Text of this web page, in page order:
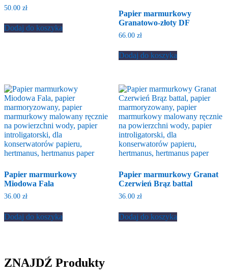
50.00 zł
Dodaj do koszyka
Papier marmurkowy
Granatowo-złoty DF
66.00 zł
Dodaj do koszyka
Papier marmurkowy
Miodowa Fala
36.00 zł
Dodaj do koszyka
Papier marmurkowy Granat
Czerwień Brąz battal
36.00 zł
Dodaj do koszyka
ZNAJDŹ Produkty